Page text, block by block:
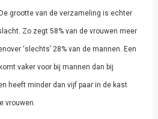
grootte van de verzameling is echter
Zo zegt 58% van de vrouwen meer
‘slechts’ 28% van de mannen. Een
vaker voor bij mannen dan bij
heeft minder dan vijf paar in de kast
vrouwen.